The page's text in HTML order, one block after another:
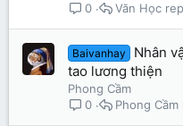
0
Văn Học
Baivanhay
Nhân
tao lương thiện
Phong Cầm
0
Phong Cầm